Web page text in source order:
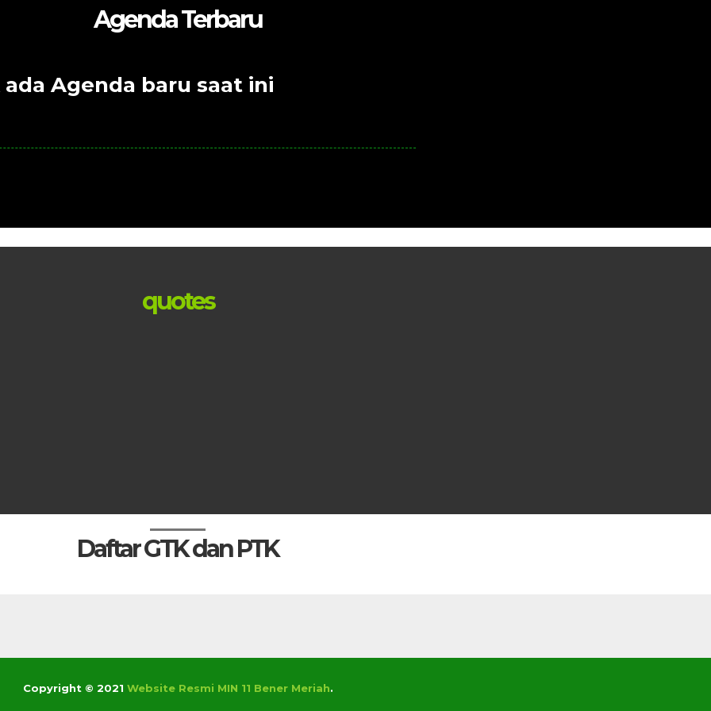
Agenda Terbaru
Agenda baru saat ini
quotes
Daftar GTK dan PTK
Copyright © 2021 Website Resmi MIN 11 Bener Meriah.